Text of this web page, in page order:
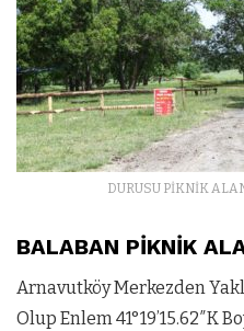
DURUSU PİKNİK
BALABAN PİKNİK
Arnavutköy Merkezden
Olup Enlem 41°19’15.62″K